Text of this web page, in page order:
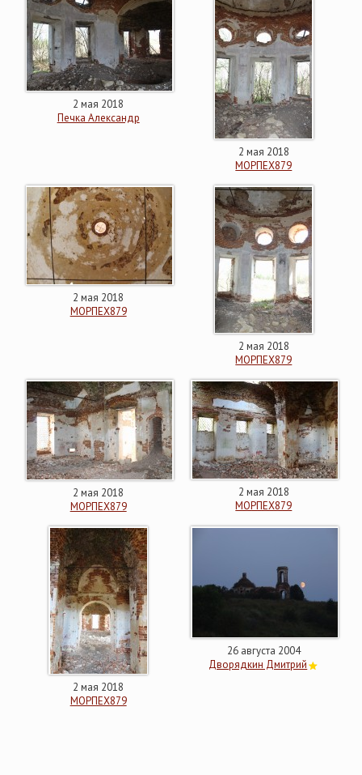
2 мая 2018
Печка Александр
2 мая 2018
МОРПЕХ879
2 мая 2018
МОРПЕХ879
2 мая 2018
МОРПЕХ879
2 мая 2018
МОРПЕХ879
2 мая 2018
МОРПЕХ879
2 мая 2018
МОРПЕХ879
26 августа 2004
Дворядкин Дмитрий